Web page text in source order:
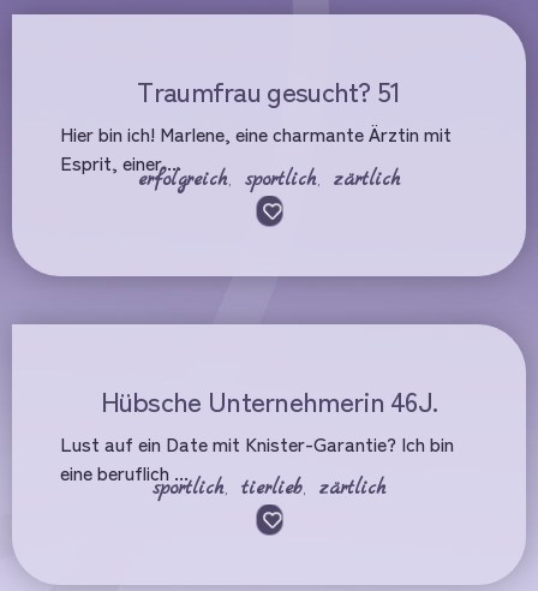
Traumfrau gesucht? 51
Hier bin ich! Marlene, eine charmante Ärztin mit
Esprit, einer ...
erfolgreich, sportlich, zärtlich
Hübsche Unternehmerin 46J.
Lust auf ein Date mit Knister-Garantie? Ich bin
eine beruflich ...
sportlich, tierlieb, zärtlich